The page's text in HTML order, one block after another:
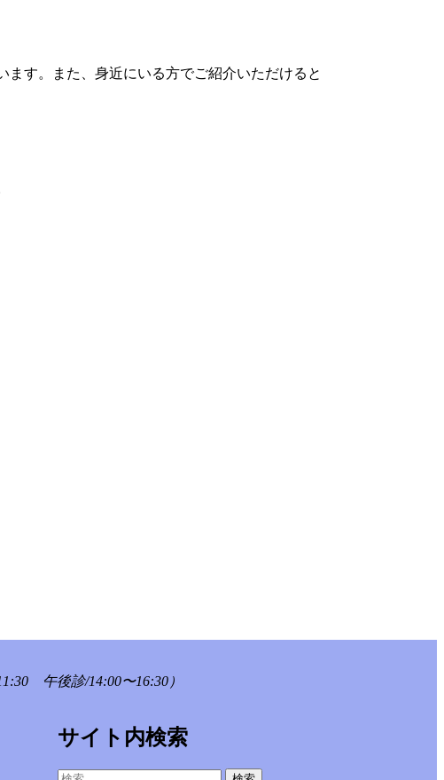
す。また、身近にいる方でご紹介いただけると
午後診/14:00〜16:30）
サイト内検索
検